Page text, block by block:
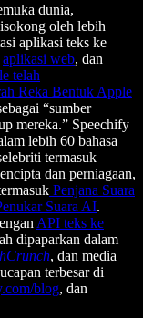
dunia,
oleh lebih
aplikasi teks ke
aplikasi web, dan
telah
Reka Bentuk Apple
“sumber
mereka.” Speechify
lebih 60 bahasa
termasuk
dan perniagaan,
Penjana Suara
Suara AI.
API teks ke
dipaparkan dalam
, dan media
terbesar di
blog, dan